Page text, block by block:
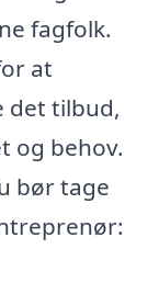
fagfolk.
at
det tilbud,
og behov.
bør tage